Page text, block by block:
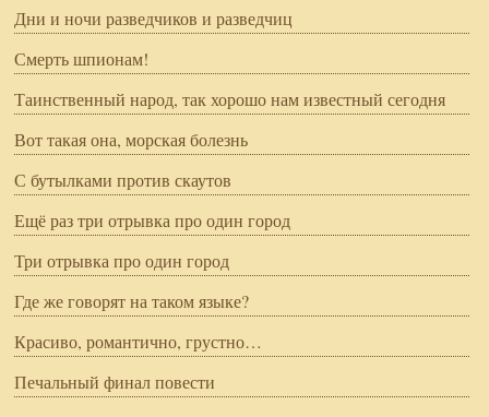
Дни и ночи разведчиков и разведчиц
Смерть шпионам!
Таинственный народ, так хорошо нам известный сегодня
Вот такая она, морская болезнь
С бутылками против скаутов
Ещё раз три отрывка про один город
Три отрывка про один город
Где же говорят на таком языке?
Красиво, романтично, грустно…
Печальный финал повести